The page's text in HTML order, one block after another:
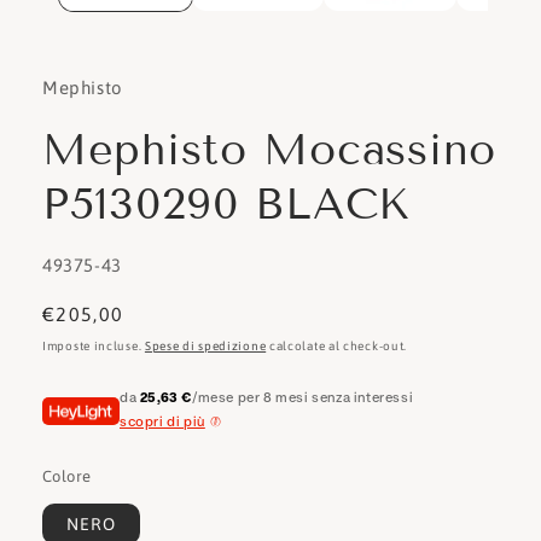
Mephisto
Mephisto Mocassino
P5130290 BLACK
SKU:
49375-43
Prezzo
di
€205,00
Imposte incluse. Spese di spedizione calcolate al check-out.
da 25,63 €/mese per 8 mesi senza interessi
scopri di più
Colore
NERO